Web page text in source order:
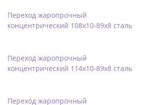
Переход жаропрочный
концентрический 108х10-89х8 сталь
Переход жаропрочный
концентрический 114х10-89х8 сталь
Переход жаропрочный